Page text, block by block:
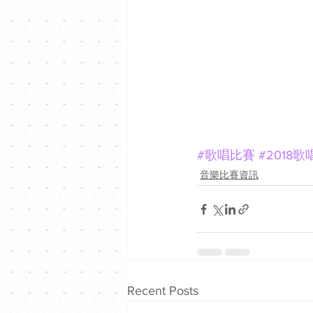
#歌唱比賽 #2018歌
音樂比賽資訊
Recent Posts